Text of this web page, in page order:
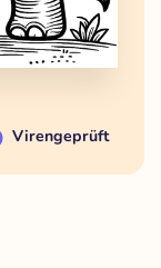
Virengeprüft